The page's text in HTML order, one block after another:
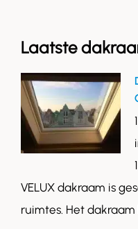
Laatste
VELUX dakraam is
ruimtes. Het